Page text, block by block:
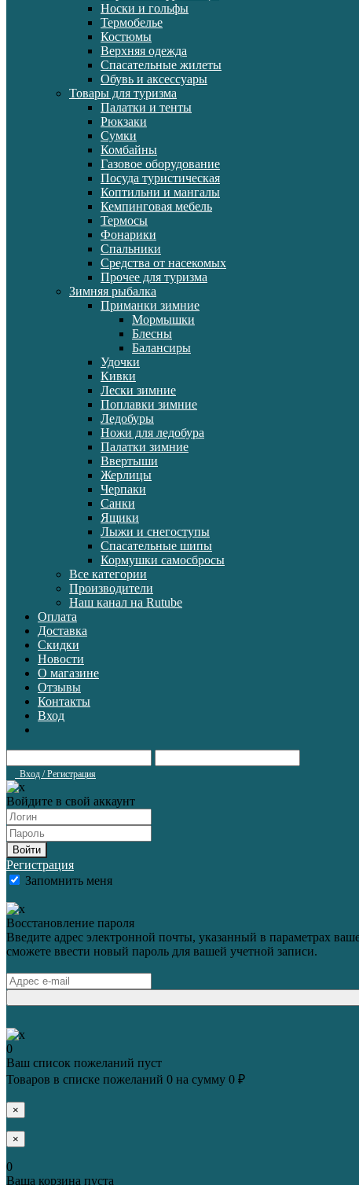
Носки и гольфы
Термобелье
Костюмы
Верхняя одежда
Спасательные жилеты
Обувь и аксессуары
Товары для туризма
Палатки и тенты
Рюкзаки
Сумки
Комбайны
Газовое оборудование
Посуда туристическая
Коптильни и мангалы
Кемпинговая мебель
Термосы
Фонарики
Спальники
Средства от насекомых
Прочее для туризма
Зимняя рыбалка
Приманки зимние
Мормышки
Блесны
Балансиры
Удочки
Кивки
Лески зимние
Поплавки зимние
Ледобуры
Ножи для ледобура
Палатки зимние
Ввертыши
Жерлицы
Черпаки
Санки
Ящики
Лыжи и снегоступы
Спасательные шипы
Кормушки самосбросы
Все категории
Производители
Наш канал на Rutube
Оплата
Доставка
Скидки
Новости
О магазине
Отзывы
Контакты
Вход
Вход / Регистрация
Войдите в свой аккаунт
Войти
Регистрация
Запомнить меня
Восстановление пароля
Введите адрес электронной почты, указанный в параметрах
сможете ввести новый пароль для вашей учетной записи.
0
Ваш список пожеланий пуст
Товаров в списке пожеланий 0 на сумму 0 ₽
×
×
0
Ваша корзина пуста